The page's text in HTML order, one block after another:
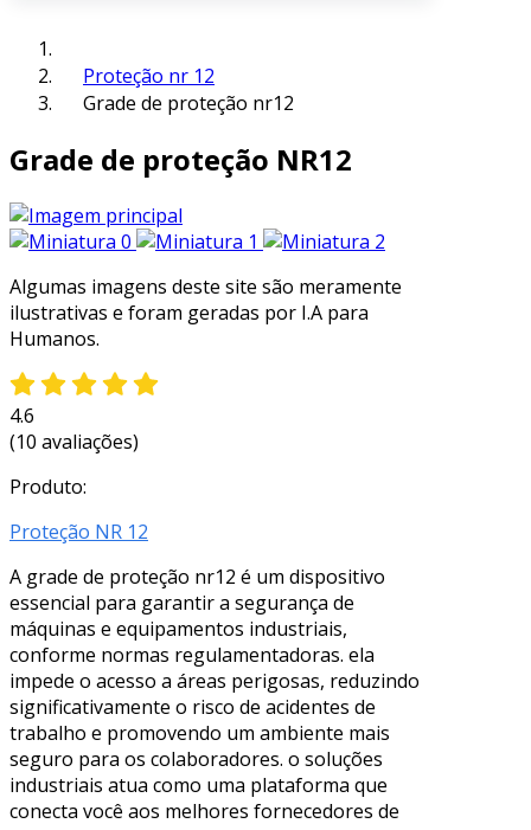
Proteção nr 12
Grade de proteção nr12
Grade de proteção NR12
Algumas imagens deste site são meramente
ilustrativas e foram geradas por I.A para
Humanos.
4.6
(10 avaliações)
Produto:
Proteção NR 12
A grade de proteção nr12 é um dispositivo
essencial para garantir a segurança de
máquinas e equipamentos industriais,
conforme normas regulamentadoras. ela
impede o acesso a áreas perigosas, reduzindo
significativamente o risco de acidentes de
trabalho e promovendo um ambiente mais
seguro para os colaboradores. o soluções
industriais atua como uma plataforma que
conecta você aos melhores fornecedores de